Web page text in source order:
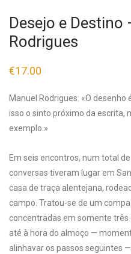
Desejo e Destino
Rodrigues
€17.00
Manuel Rodrigues: «O
isso o sinto próximo da escrita,
exemplo.»
Em seis encontros, num total
conversas tiveram lugar em
casa de traça alentejana,
campo. Tratou-se de um
concentradas em somente três
até à hora do almoço —
alinhavar os passos seguintes